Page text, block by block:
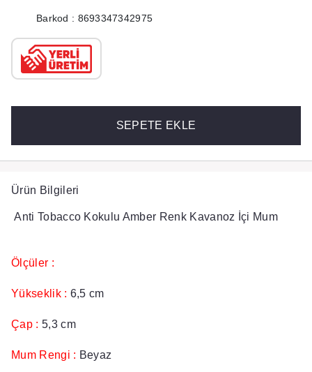
Barkod : 8693347342975
SEPETE EKLE
Ürün Bilgileri
Anti Tobacco Kokulu Amber Renk Kavanoz İçi Mum
Ölçüler :
Yükseklik : 6,5 cm
Çap : 5,3 cm
Mum Rengi : Beyaz